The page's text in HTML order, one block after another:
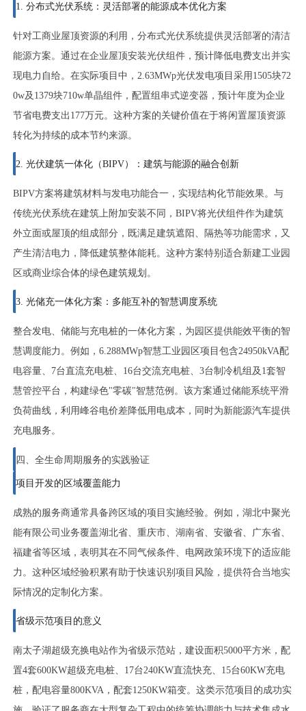
1. 分布式光伏系统：灵活部署的能源成本优化方案
针对工商业屋顶资源的利用，分布式光伏系统提供灵活部署的清洁
能源方案。通过在企业屋顶安装光伏组件，预计降低电费支出并实
现电力自给。在实际项目中，2.63MWp光伏发电项目采用1505块72
0w及1379块710w单晶组件，配置组串式逆变器，预计年度为企业
节省电费支出177万元。这种方案的关键价值在于将闲置屋顶资源
转化为持续的成本节约来源。
2. 光伏建筑一体化（BIPV）：建筑与能源的融合创新
BIPV方案将建筑材料与发电功能合一，实现结构化节能效果。与
传统光伏系统在建筑上附加安装不同，BIPV将光伏组件作为建筑
外立面或屋顶的组成部分，既满足建筑遮阳、隔热等功能需求，又
产生清洁电力，降低建筑整体能耗。这种方案特别适合新建工业园
区或商业综合体的绿色建筑规划。
3. 光储充一体化方案：多能互补的智慧调度系统
整合发电、储能与充电桩的一体化方案，为园区提供能效平衡的智
慧调度能力。例如，6.288MWp智慧工业园区项目包含24950kVA配
电容量、7台直流充电桩、16台交流充电桩、3台制冷机组及1套智
慧管控平台，构建绿色"零碳"智慧范例。该方案通过储能系统平滑
负荷曲线，利用峰谷电价差降低用电成本，同时为新能源汽车提供
充电服务。
四、全生命周期服务的实践验证
项目开发的区域覆盖能力
成熟的服务商通常具备跨区域的项目实施经验。例如，湖北中聚光
能有限公司业务覆盖湖北省、重庆市、湖南省、安徽省、广东省、
福建省等区域，表明其在不同气候条件、电网政策环境下的适应能
力。这种区域经验积累有助于快速识别项目风险，提供符合当地实
际情况的定制化方案。
省级示范项目的意义
南太子湖超级充换电站作为省级示范站，建设面积5000平方米，配
置4套600KW超级充电桩、17台240KW直流快充、15台60KW充电
桩，配电容量800KVA，配套1250KW箱变。这类示范项目的成功实